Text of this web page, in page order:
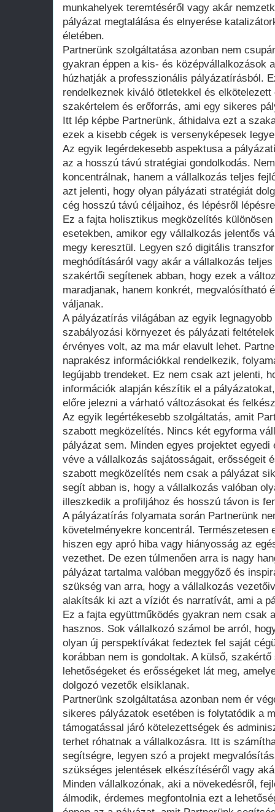
munkahelyek teremtéséről vagy akár
pályázat megtalálása és elnyerése
életében.
Partnerünk szolgáltatása azonban nem
gyakran éppen a kis- és középvállalkozások
húzhatják a professzionális pályázatírásból.
rendelkeznek kiváló ötletekkel és
szakértelem és erőforrás, ami egy sikeres
Itt lép képbe Partnerünk, áthidalva ezt a
ezek a kisebb cégek is versenyképesek
Az egyik legérdekesebb aspektusa a
az a hosszú távú stratégiai gondolkodás.
koncentrálnak, hanem a vállalkozás teljes
azt jelenti, hogy olyan pályázati stratégiát
cég hosszú távú céljaihoz, és lépésről
Ez a fajta holisztikus megközelítés
esetekben, amikor egy vállalkozás jelentős
megy keresztül. Legyen szó digitális
meghódításáról vagy akár a vállalkozás
szakértői segítenek abban, hogy ezek a
maradjanak, hanem konkrét, megvalósítható
váljanak.
A pályázatírás világában az egyik
szabályozási környezet és pályázati
érvényes volt, az ma már elavult lehet.
naprakész információkkal rendelkezik,
legújabb trendeket. Ez nem csak azt jelenti,
információk alapján készítik el a
előre jelezni a várható változásokat és
Az egyik legértékesebb szolgáltatás, amit
szabott megközelítés. Nincs két egyforma
pályázat sem. Minden egyes projektet
véve a vállalkozás sajátosságait, erősségeit
szabott megközelítés nem csak a pályázat
segít abban is, hogy a vállalkozás valóban
illeszkedik a profiljához és hosszú távon is
A pályázatírás folyamata során Partnerünk
követelményekre koncentrál.
hiszen egy apró hiba vagy hiányosság az
vezethet. De ezen túlmenően arra is nagy
pályázat tartalma valóban meggyőző és
szükség van arra, hogy a vállalkozás
alakítsák ki azt a víziót és narratívát, ami a
Ez a fajta együttműködés gyakran nem csak
hasznos. Sok vállalkozó számol be arról,
olyan új perspektívákat fedeztek fel saját
korábban nem is gondoltak. A külső,
lehetőségeket és erősségeket lát meg,
dolgozó vezetők elsiklanak.
Partnerünk szolgáltatása azonban nem ér
sikeres pályázatok esetében is folytatódik a
támogatással járó kötelezettségek és
terhet róhatnak a vállalkozásra. Itt is
segítségre, legyen szó a projekt
szükséges jelentések elkészítéséről vagy
Minden vállalkozónak, aki a növekedésről,
álmodik, érdemes megfontolnia ezt a